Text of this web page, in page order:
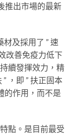
推出市場的最新
及採用了 ” 速
改善免疫力低下
續發揮效力，精
” ，即 ” 扶正固本
的作用，而不是
點。是目前最受